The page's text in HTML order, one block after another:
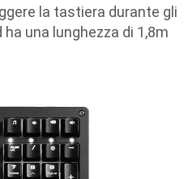
la tastiera durante gli
una lunghezza di 1,8m